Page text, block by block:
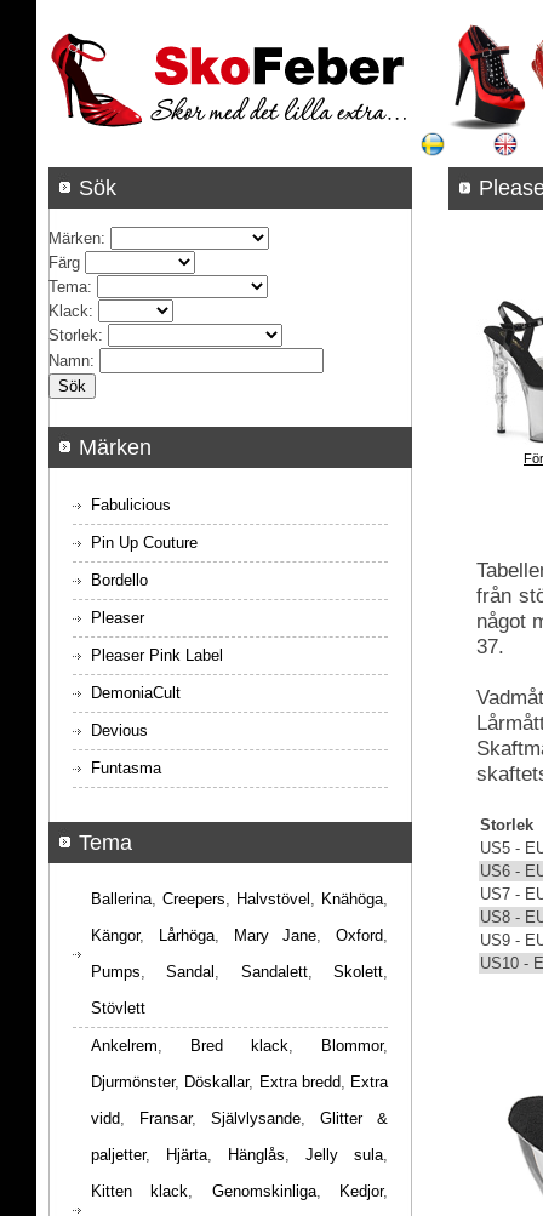
från
något
37.
Storlek
US5 -
US6 -
US7 -
US8 -
US9 -
US10 -
Sök
Märken:
Färg
Tema:
Klack:
Storlek:
Namn:
Märken
Fabulicious
Pin Up Couture
Bordello
Pleaser
Pleaser Pink Label
DemoniaCult
Devious
Funtasma
Tema
Ballerina, Creepers, Halvstövel , Knähöga,
Kängor, Lårhöga, Mary Jane, Oxford,
Pumps,Sandal , Sandalett,Skolett,
Stövlett
Ankelrem, Bred klack, Blommor,
Djurmönster, Döskallar, Extra bredd, Extra
vidd, Fransar, Självlysande, Glitter &
paljetter, Hjärta, Hänglås, Jelly sula,
Kitten klack, Genomskinliga, Kedjor,